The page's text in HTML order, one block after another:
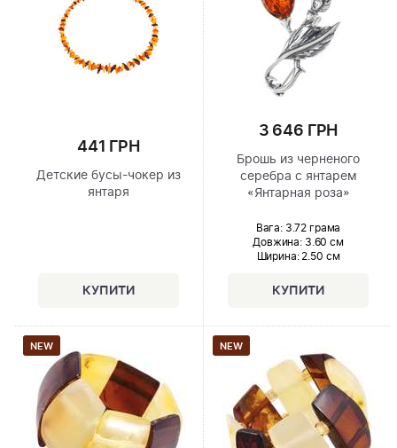
441 ГРН
Детские бусы-чокер из
янтаря
3 646 ГРН
Брошь из черненого
серебра с янтарем
«Янтарная роза»
Вага: 3.72 грама
Довжина: 3.60 см
Ширина: 2.50 см
NEW NEW